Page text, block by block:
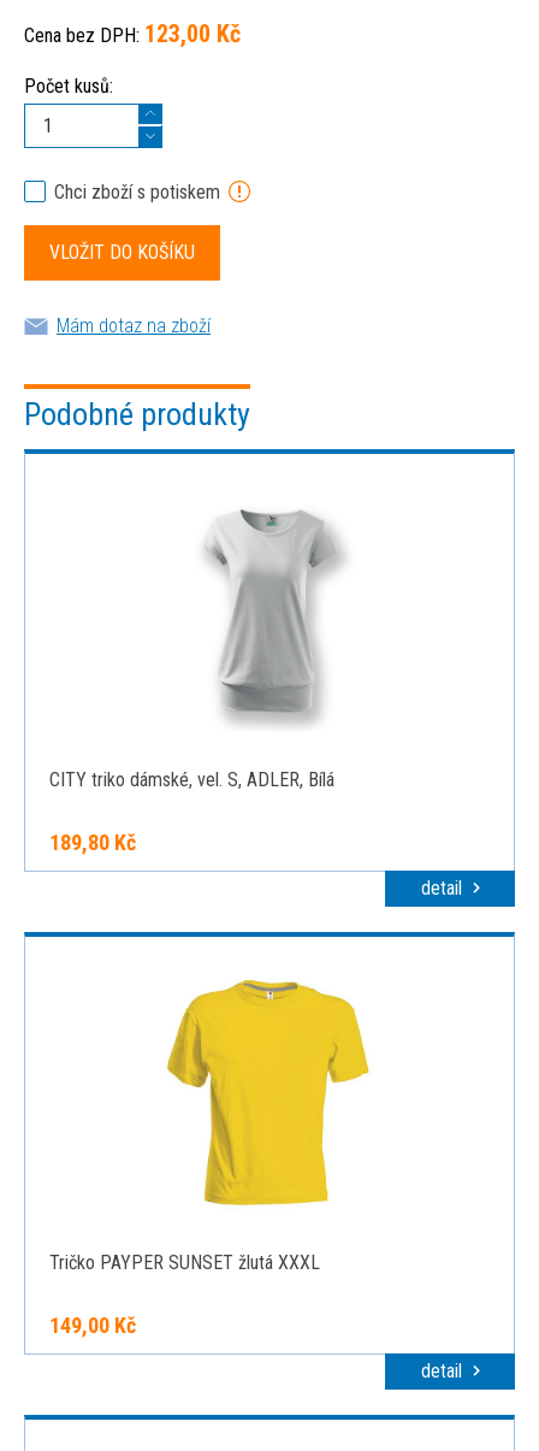
Cena bez DPH: 123,00 Kč
Počet kusů:
Chci zboží s potiskem
Mám dotaz na zboží
Podobné produkty
CITY triko dámské, vel. S, ADLER, Bílá
189,80 Kč
detail
Tričko PAYPER SUNSET žlutá XXXL
149,00 Kč
detail